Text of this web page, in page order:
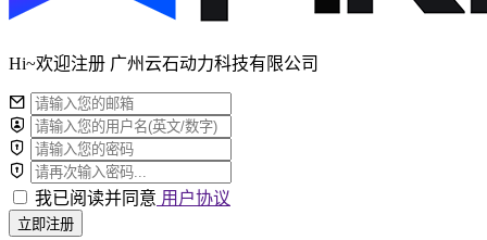
Hi~欢迎注册 广州云石动力科技有限公司
我已阅读并同意 用户协议
立即注册